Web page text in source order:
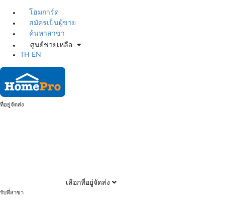
โฮมการ์ด
สมัครเป็นผู้ขาย
ค้นหาสาขา
ศูนย์ช่วยเหลือ
TH
EN
ที่อยู่จัดส่ง
เลือกที่อยู่จัดส่ง
รับที่สาขา